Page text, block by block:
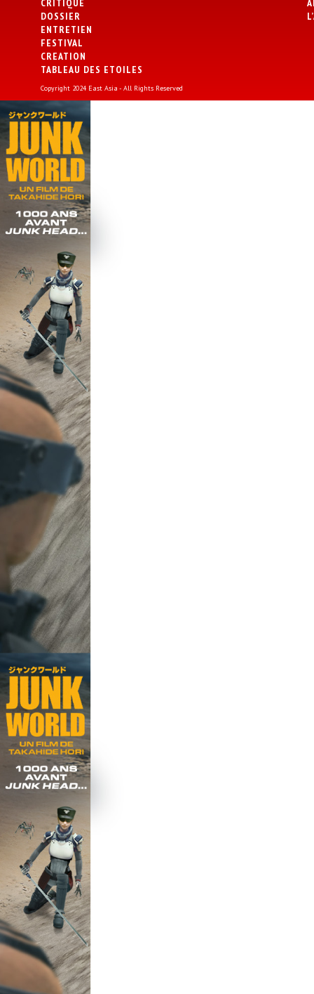
CRITIQUE
DOSSIER
ENTRETIEN
FESTIVAL
CREATION
TABLEAU DES ETOILES
Copyright 2024 East Asia - All Rights Reserved